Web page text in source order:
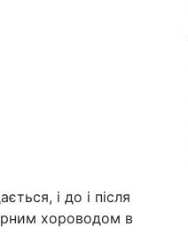
і до і після
хороводом в